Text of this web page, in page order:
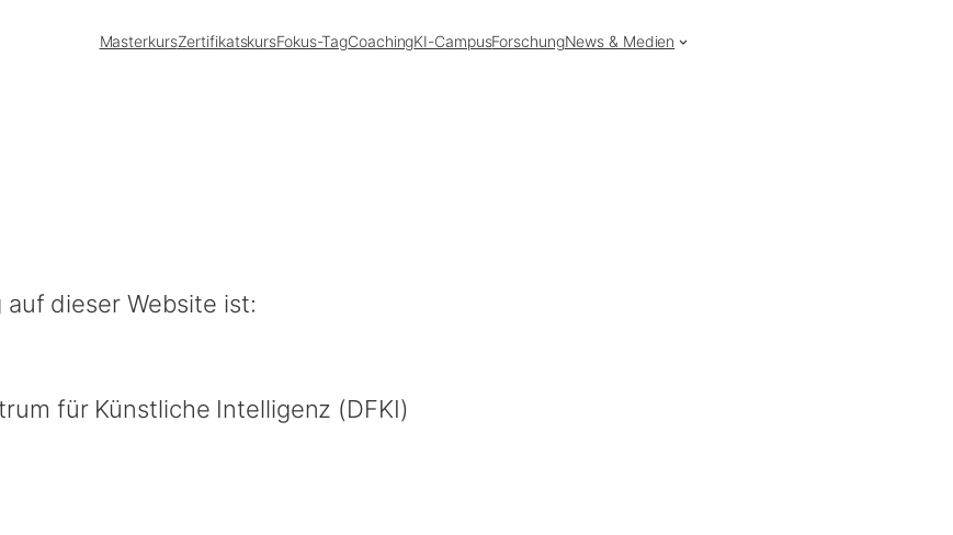
MasterkursZertifikatskursFokus-TagCoachingKI-CampusForschungNews & Medien
dieser Website ist:
für Künstliche Intelligenz (DFKI)